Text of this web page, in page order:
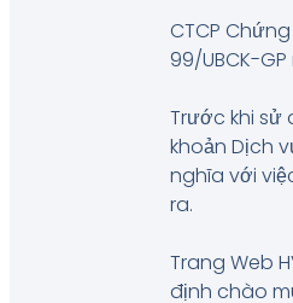
CTCP
99/UBCK-
Trước khi sử
khoản Dịch
nghĩa với
ra.
Trang Web
định chào